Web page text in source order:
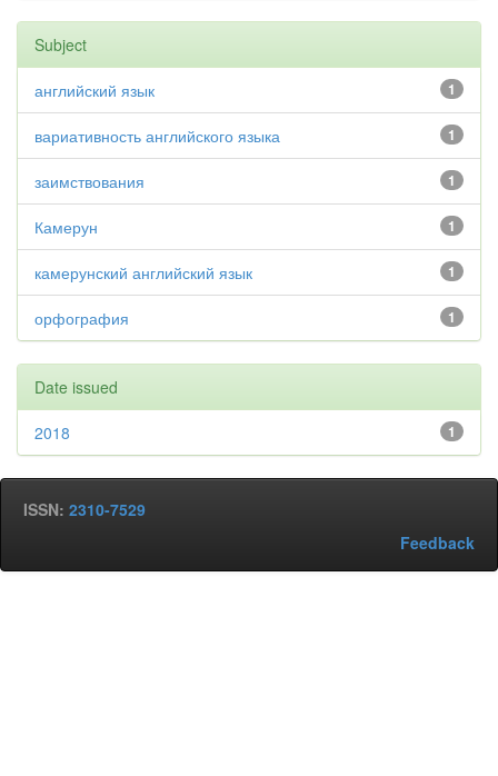
Subject
1
английский язык
1
вариативность английского языка
1
заимствования
1
Камерун
1
камерунский английский язык
1
орфография
Date issued
1
2018
ISSN: 2310-7529
Feedback